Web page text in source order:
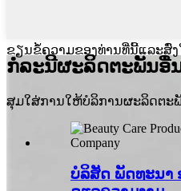
ຂຽນຂໍ້ຄວາມຂອງທ່ານທີ່ນີ້ແລະສົ່ງ
ກໍລະນີຜະລິດຕະພັນອື່
ສຸມໃສ່ການໃຫ້ບໍລິການຜະລິດຕະ
ບໍລິສັດ ພັດທະນາ